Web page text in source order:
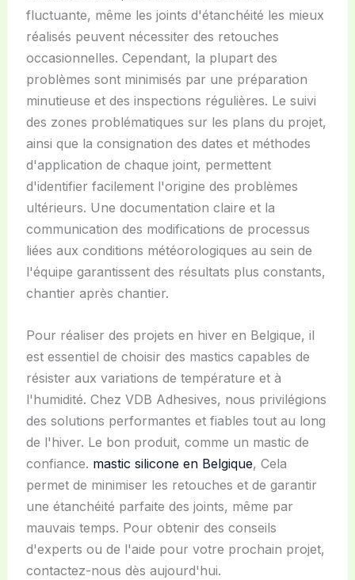
fluctuante, même les joints d'étanchéité les mieux
réalisés peuvent nécessiter des retouches
occasionnelles. Cependant, la plupart des
problèmes sont minimisés par une préparation
minutieuse et des inspections régulières. Le suivi
des zones problématiques sur les plans du projet,
ainsi que la consignation des dates et méthodes
d'application de chaque joint, permettent
d'identifier facilement l'origine des problèmes
ultérieurs. Une documentation claire et la
communication des modifications de processus
liées aux conditions météorologiques au sein de
l'équipe garantissent des résultats plus constants,
chantier après chantier.
Pour réaliser des projets en hiver en Belgique, il
est essentiel de choisir des mastics capables de
résister aux variations de température et à
l'humidité. Chez VDB Adhesives, nous privilégions
des solutions performantes et fiables tout au long
de l'hiver. Le bon produit, comme un mastic de
confiance. mastic silicone en Belgique, Cela
permet de minimiser les retouches et de garantir
une étanchéité parfaite des joints, même par
mauvais temps. Pour obtenir des conseils
d'experts ou de l'aide pour votre prochain projet,
contactez-nous dès aujourd'hui.